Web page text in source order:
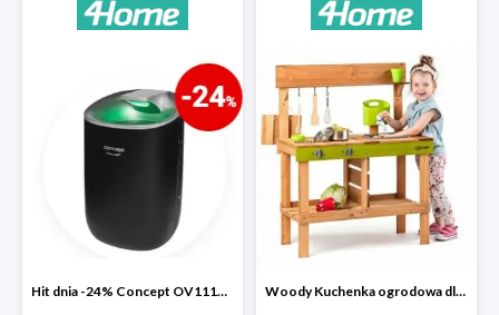
Hit dnia -24% Concept OV1110 osuszacz powietrza Perfect Air Woody Kuchenka ogrodowa dla dzieci Rosalie